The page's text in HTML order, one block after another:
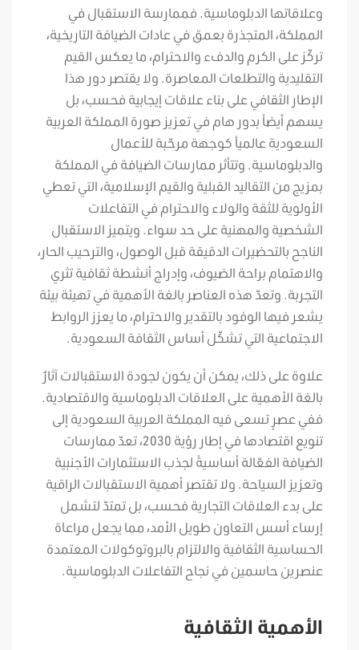
وعلاقاتها الدبلوماسية. فممارسة الاستقبال في
المملكة، المتجذرة بعمق في عادات الضيافة التاريخية،
تركّز على الكرم والدفء والاحترام، ما يعكس القيم
التقليدية والتطلعات المعاصرة. ولا يقتصر دور هذا
الإطار الثقافي على بناء علاقات إيجابية فحسب، بل
يسهم أيضاً بدور هام في تعزيز صورة المملكة العربية
السعودية عالمياً كوجهة مرحّبة للأعمال
والدبلوماسية. وتتأثر ممارسات الضيافة في المملكة
بمزيج من التقاليد القبلية والقيم الإسلامية، التي تعطي
الأولوية للثقة والولاء والاحترام في التفاعلات
الشخصية والمهنية على حد سواء. ويتميز الاستقبال
الناجح بالتحضيرات الدقيقة قبل الوصول، والترحيب الحار،
والاهتمام براحة الضيوف، وإدراج أنشطة ثقافية تثري
التجربة. وتعدّ هذه العناصر بالغة الأهمية في تهيئة بيئة
يشعر فيها الوفود بالتقدير والاحترام، ما يعزز الروابط
الاجتماعية التي تشكّل أساس الثقافة السعودية.
علاوة على ذلك، يمكن أن يكون لجودة الاستقبالات آثارٌ
بالغة الأهمية على العلاقات الدبلوماسية والاقتصادية.
ففي عصرٍ تسعى فيه المملكة العربية السعودية إلى
تنويع اقتصادها في إطار رؤية 2030، تعدّ ممارسات
الضيافة الفعّالة أساسيةً لجذب الاستثمارات الأجنبية
وتعزيز السياحة. ولا تقتصر أهمية الاستقبالات الراقية
على بدء العلاقات التجارية فحسب، بل تمتدّ لتشمل
إرساء أسس التعاون طويل الأمد، مما يجعل مراعاة
الحساسية الثقافية والالتزام بالبروتوكولات المعتمدة
عنصرين حاسمين في نجاح التفاعلات الدبلوماسية.
الأهمية الثقافية